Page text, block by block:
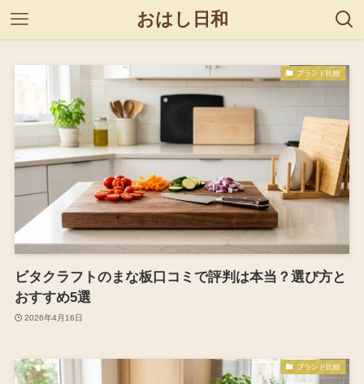
おはし日和
ブランド比較
ビタクラフトのまな板口コミで評判は本当？選び方と
おすすめ5選
2026年4月16日
ブランド比較